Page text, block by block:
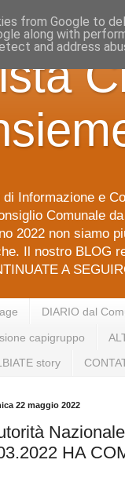
di Informazione e
Comunale
2022 non siamo
Il nostro BLOG
A
DIARIO dal
capigruppo
story
22 maggio 2022
HA
from Google to
along with
and address